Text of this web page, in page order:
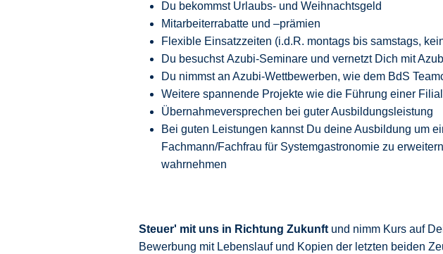
Du bekommst Urlaubs- und Weihnachtsgeld
Mitarbeiterrabatte und –prämien
Flexible Einsatzzeiten (i.d.R. montags bis samstags,
Du besuchst Azubi-Seminare und vernetzt Dich mit
Du nimmst an Azubi-Wettbewerben, wie dem BdS
Weitere spannende Projekte wie die Führung einer
Übernahmeversprechen bei guter Ausbildungsleistung
Bei guten Leistungen kannst Du deine Ausbildung um
Fachmann/Fachfrau für Systemgastronomie zu
wahrnehmen
Steuer' mit uns in Richtung Zukunft und nimm Kurs auf
Bewerbung mit Lebenslauf und Kopien der letzten beiden